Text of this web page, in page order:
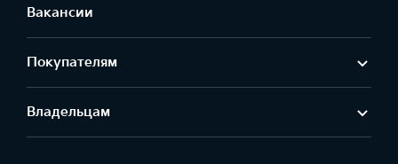
Вакансии
Покупателям
Владельцам